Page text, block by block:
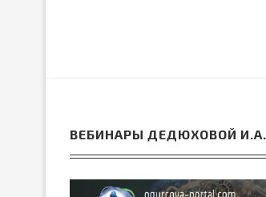
ВЕБИНАРЫ ДЕДЮХОВОЙ И.А.